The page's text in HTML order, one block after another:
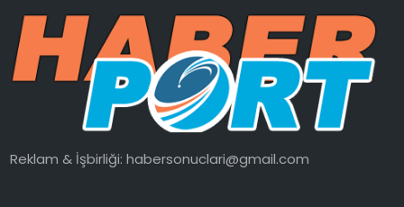
Reklam & İşbirliği:habersonuclari@gmail.com